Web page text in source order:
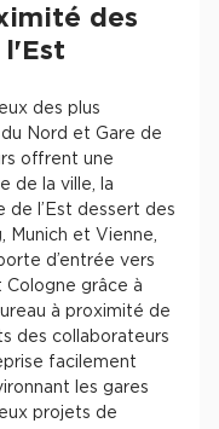
des
l'Est
des plus
Nord et Gare de
offrent une
de la ville, la
de l’Est dessert des
Munich et Vienne,
d’entrée vers
Cologne grâce à
à proximité de
des collaborateurs
facilement
les gares
projets de